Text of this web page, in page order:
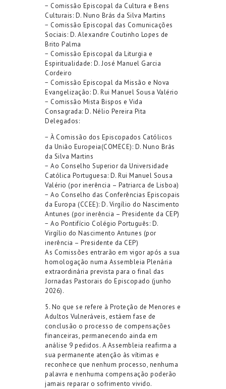
− Comissão Episcopal da Cultura e Bens
Culturais: D. Nuno Brás da Silva Martins
− Comissão Episcopal das Comunicações
Sociais: D. Alexandre Coutinho Lopes de
Brito Palma
− Comissão Episcopal da Liturgia e
Espiritualidade: D. José Manuel Garcia
Cordeiro
− Comissão Episcopal da Missão e Nova
Evangelização: D. Rui Manuel Sousa Valério
− Comissão Mista Bispos e Vida
Consagrada: D. Nélio Pereira Pita
Delegados:
− À Comissão dos Episcopados Católicos
da União Europeia(COMECE): D. Nuno Brás
da Silva Martins
− Ao Conselho Superior da Universidade
Católica Portuguesa: D. Rui Manuel Sousa
Valério (por inerência – Patriarca de Lisboa)
− Ao Conselho das Conferências Episcopais
da Europa (CCEE): D. Virgílio do Nascimento
Antunes (por inerência – Presidente da CEP)
− Ao Pontifício Colégio Português: D.
Virgílio do Nascimento Antunes (por
inerência – Presidente da CEP)
As Comissões entrarão em vigor após a sua
homologação numa Assembleia Plenária
extraordinária prevista para o final das
Jornadas Pastorais do Episcopado (junho
2026).
5. No que se refere à Proteção de Menores e
Adultos Vulneráveis, estáem fase de
conclusão o processo de compensações
financeiras, permanecendo ainda em
análise 9 pedidos. AAssembleia reafirma a
sua permanente atenção às vítimas e
reconhece que nenhum processo, nenhuma
palavra e nenhuma compensação poderão
jamais reparar o sofrimento vivido.